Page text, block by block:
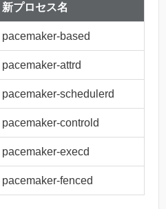
新プロセス名
pacemaker-based
pacemaker-attrd
pacemaker-schedulerd
pacemaker-controld
pacemaker-execd
pacemaker-fenced